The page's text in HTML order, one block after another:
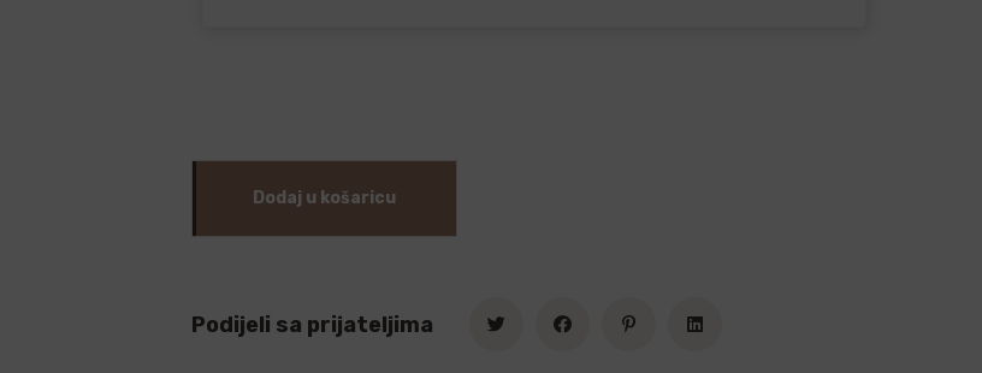
Dodaj u košaricu
Podijeli sa prijateljima